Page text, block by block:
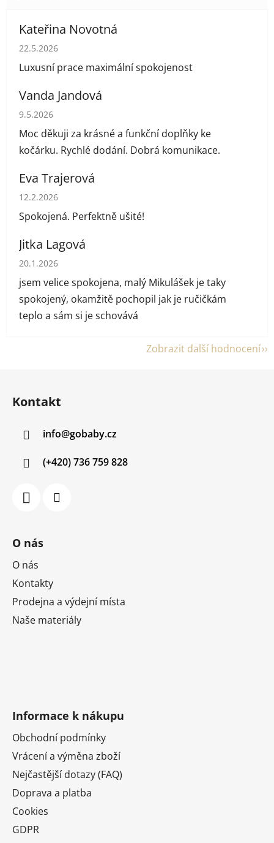
Kateřina Novotná
Hodnocení obchodu je 5 z 5 hvězdiček.
22.5.2026
Luxusní prace maximální spokojenost
Vanda Jandová
Hodnocení obchodu je 5 z 5 hvězdiček.
9.5.2026
Moc děkuji za krásné a funkční doplňky ke
kočárku. Rychlé dodání. Dobrá komunikace.
Eva Trajerová
Hodnocení obchodu je 5 z 5 hvězdiček.
12.2.2026
Spokojená. Perfektně ušité!
Jitka Lagová
Hodnocení obchodu je 5 z 5 hvězdiček.
20.1.2026
jsem velice spokojena, malý Mikulášek je taky
spokojený, okamžitě pochopil jak je ručičkám
teplo a sám si je schovává
Zobrazit další hodnocení
Kontakt
info@gobaby.cz
(+420) 736 759 828
O nás
O nás
Kontakty
Prodejna a výdejní místa
Naše materiály
Informace k nákupu
Obchodní podmínky
Vrácení a výměna zboží
Nejčastější dotazy (FAQ)
Doprava a platba
Cookies
GDPR